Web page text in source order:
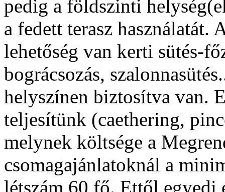
pedig a földszinti
a fedett terasz használatát.
lehetőség van kerti sütés-
bográcsozás,
helyszínen biztosítva van.
teljesítünk (caethering,
melynek költsége a
csomagajánlatoknál a
létszám 60 fő. Ettől egyedi